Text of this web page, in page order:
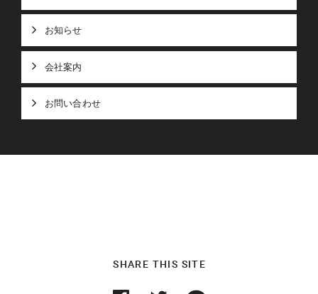
お知らせ
会社案内
お問い合わせ
SHARE THIS SITE